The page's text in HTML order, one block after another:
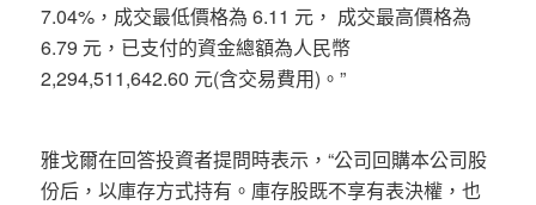
7.04%，成交最低價格為 6.11 元， 成交最高價格為
6.79 元，已支付的資金總額為人民幣
2,294,511,642.60 元(含交易費用)。”
雅戈爾在回答投資者提問時表示，“公司回購本公司股
份后，以庫存方式持有。庫存股既不享有表決權，也